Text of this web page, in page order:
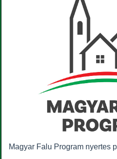
Magyar Falu Program nyertes